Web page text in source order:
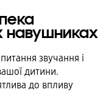
навушниках
звучання і
дитини.
до впливу